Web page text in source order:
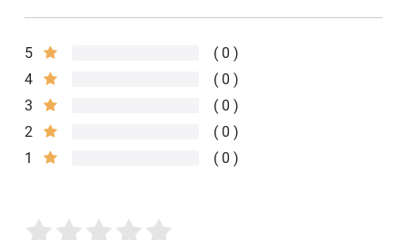
5
0
4
0
3
0
2
0
1
0